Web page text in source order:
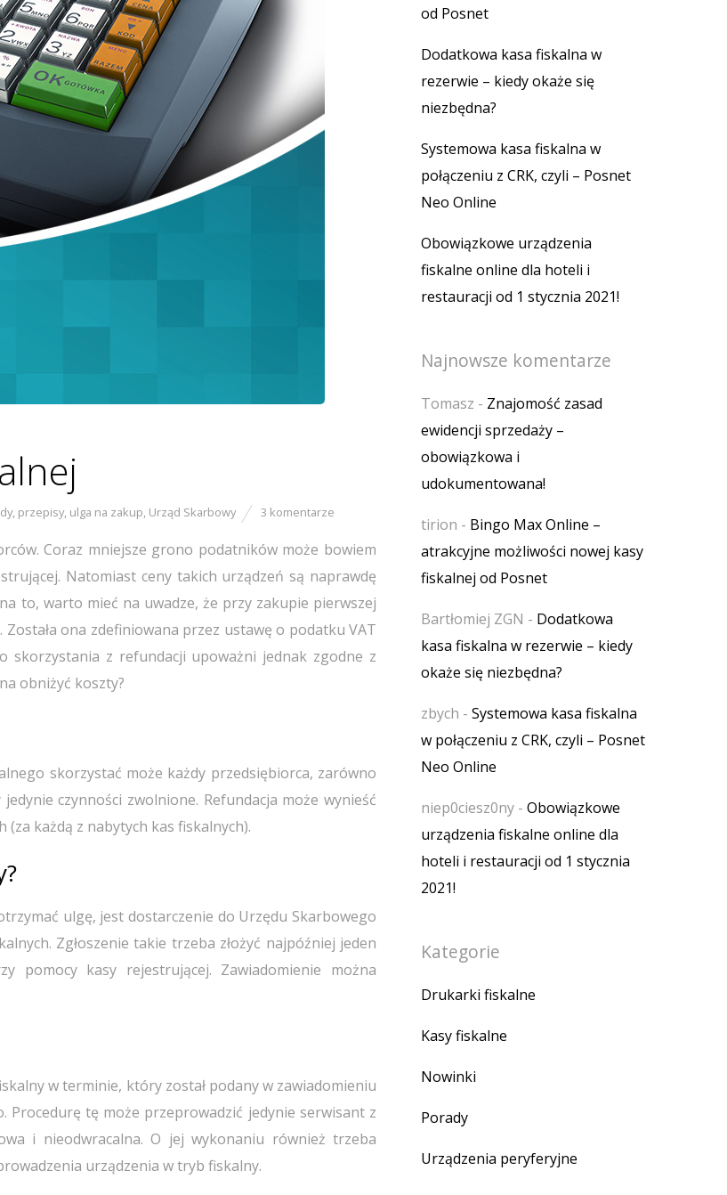
, przepisy, ulga na zakup, Urząd Skarbowy 3 komentarze
Coraz mniejsze grono podatników może bowiem
Natomiast ceny takich urządzeń są naprawdę
to, warto mieć na uwadze, że przy zakupie pierwszej
ona zdefiniowana przez ustawę o podatku VAT
skorzystania z refundacji upoważni jednak zgodne z
obniżyć koszty?
skorzystać może każdy przedsiębiorca, zarówno
czynności zwolnione. Refundacja może wynieść
(za każdą z nabytych kas fiskalnych).
ulgę, jest dostarczenie do Urzędu Skarbowego
Zgłoszenie takie trzeba złożyć najpóźniej jeden
pomocy kasy rejestrującej. Zawiadomienie można
w terminie, który został podany w zawiadomieniu
Procedurę tę może przeprowadzić jedynie serwisant z
i nieodwracalna. O jej wykonaniu również trzeba
urządzenia w tryb fiskalny.
od Posnet
Dodatkowa kasa fiskalna w
rezerwie – kiedy okaże się
niezbędna?
Systemowa kasa fiskalna w
połączeniu z CRK, czyli – Posnet
Neo Online
Obowiązkowe urządzenia
fiskalne online dla hoteli i
restauracji od 1 stycznia 2021!
Najnowsze komentarze
Tomasz - Znajomość zasad
ewidencji sprzedaży –
obowiązkowa i
udokumentowana!
tirion - Bingo Max Online –
atrakcyjne możliwości nowej kasy
fiskalnej od Posnet
Bartłomiej ZGN - Dodatkowa
kasa fiskalna w rezerwie – kiedy
okaże się niezbędna?
zbych - Systemowa kasa fiskalna
w połączeniu z CRK, czyli – Posnet
Neo Online
niep0ciesz0ny - Obowiązkowe
urządzenia fiskalne online dla
hoteli i restauracji od 1 stycznia
2021!
Kategorie
Drukarki fiskalne
Kasy fiskalne
Nowinki
Porady
Urządzenia peryferyjne